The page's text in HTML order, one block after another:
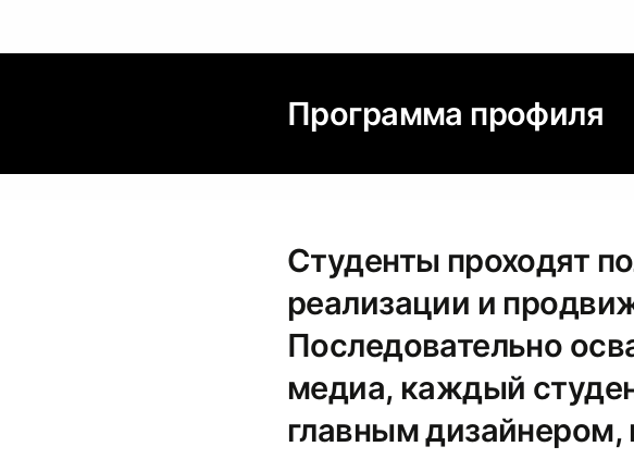
Программа профиля
Студенты проходят
реализации и
Последовательно
медиа, каждый
главным